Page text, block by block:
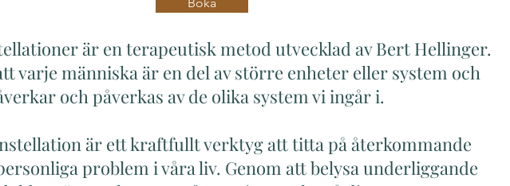
är en terapeutisk metod utvecklad av Bert Hellinger.
varje människa är en del av större enheter eller system och
och påverkas av de olika system vi ingår i.
är ett kraftfullt verktyg att titta på återkommande
problem i våra liv. Genom att belysa underliggande